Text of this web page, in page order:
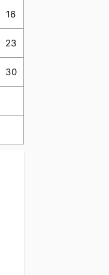
16
23
30